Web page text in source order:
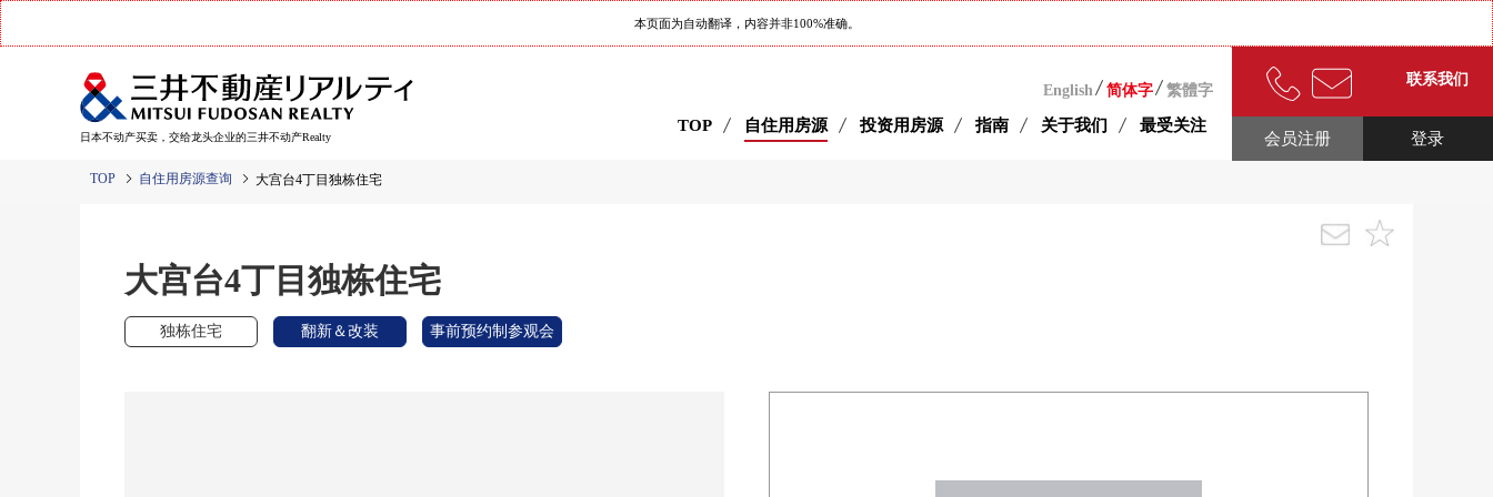
本页面为自动翻译，内容并非100%准确。
日本不动产买卖，交给龙头企业的三井不动产Realty
English 简体字 繁體字
TOP 自住用房源 投资用房源 指南 关于我们 最受关注
联系我们
登录
会员注册
TOP 自住用房源查询 大宫台4丁目独栋住宅
大宫台4丁目独栋住宅
独栋住宅 翻新＆改装 事前预约制参观会